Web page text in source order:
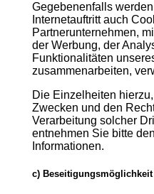
Gegebenenfalls
Internetauftritt auch
Partnerunternehmen,
der Werbung, der
Funktionalitäten
zusammenarbeiten,
Die Einzelheiten
Zwecken und den
Verarbeitung solcher
entnehmen Sie bitte
Informationen.
c) Beseitigungsmöglichkeit